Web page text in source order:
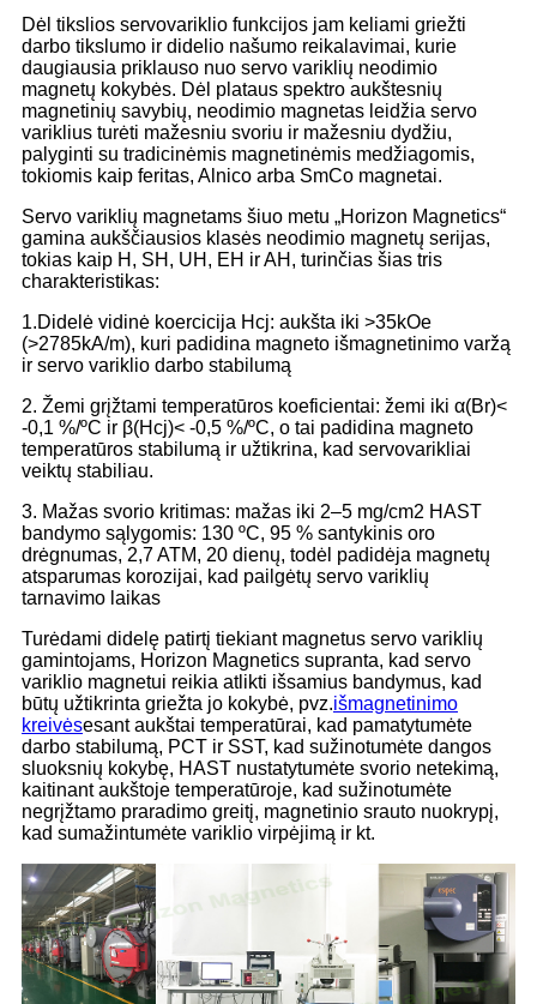
Dėl tikslios servovariklio funkcijos jam keliami griežti
darbo tikslumo ir didelio našumo reikalavimai, kurie
daugiausia priklauso nuo servo variklių neodimio
magnetų kokybės. Dėl plataus spektro aukštesnių
magnetinių savybių, neodimio magnetas leidžia servo
variklius turėti mažesniu svoriu ir mažesniu dydžiu,
palyginti su tradicinėmis magnetinėmis medžiagomis,
tokiomis kaip feritas, Alnico arba SmCo magnetai.
Servo variklių magnetams šiuo metu „Horizon Magnetics“
gamina aukščiausios klasės neodimio magnetų serijas,
tokias kaip H, SH, UH, EH ir AH, turinčias šias tris
charakteristikas:
1.Didelė vidinė koercicija Hcj: aukšta iki >35kOe
(>2785kA/m), kuri padidina magneto išmagnetinimo varžą
ir servo variklio darbo stabilumą
2. Žemi grįžtami temperatūros koeficientai: žemi iki α(Br)<
-0,1 %/ºC ir β(Hcj)< -0,5 %/ºC, o tai padidina magneto
temperatūros stabilumą ir užtikrina, kad servovarikliai
veiktų stabiliau.
3. Mažas svorio kritimas: mažas iki 2–5 mg/cm2 HAST
bandymo sąlygomis: 130 ºC, 95 % santykinis oro
drėgnumas, 2,7 ATM, 20 dienų, todėl padidėja magnetų
atsparumas korozijai, kad pailgėtų servo variklių
tarnavimo laikas
Turėdami didelę patirtį tiekiant magnetus servo variklių
gamintojams, Horizon Magnetics supranta, kad servo
variklio magnetui reikia atlikti išsamius bandymus, kad
būtų užtikrinta griežta jo kokybė, pvz.išmagnetinimo
kreivėsesant aukštai temperatūrai, kad pamatytumėte
darbo stabilumą, PCT ir SST, kad sužinotumėte dangos
sluoksnių kokybę, HAST nustatytumėte svorio netekimą,
kaitinant aukštoje temperatūroje, kad sužinotumėte
negrįžtamo praradimo greitį, magnetinio srauto nuokrypį,
kad sumažintumėte variklio virpėjimą ir kt.